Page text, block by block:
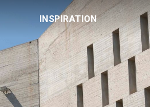
INSPIRATION